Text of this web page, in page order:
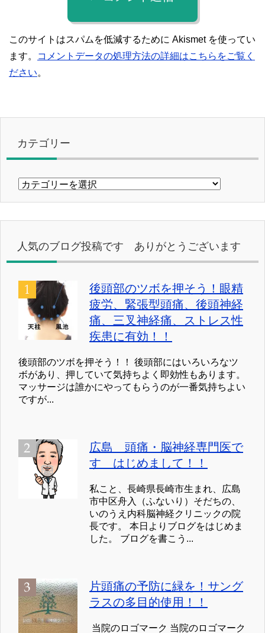
このサイトはスパムを低減するために Akismet を使ってい
ます。
コメントデータの処理方法の詳細はこちらをご覧く
ださい。
カテゴリー
カ
リ
人気のブログ投稿です ありがとうございます
後頭部のツボを押そう！眼精
疲労、緊張型頭痛、後頭神経
痛、三叉神経痛、ストレス性
疾患に有効！！
後頭部のツボを押そう！！ 後頭部にはいろいろなツ
ボがあり、押していて気持ちよく即効性もあります。
マッサージは誰かにやってもらうのが一番気持ちよい
ですが...
広島 頭痛・脳神経専門医で
す はじめまして！！
私こと、長崎県長崎市生まれ、広島
市中区舟入（ふないり）そだちの、
いのうえ内科脳神経クリニックの院
長です。 本日よりブログをはじめま
した。 ブログを書こう...
片頭痛の予防に緑を！サング
ラスの多目的使用！！
当院のロゴマーク 当院のロゴマーク